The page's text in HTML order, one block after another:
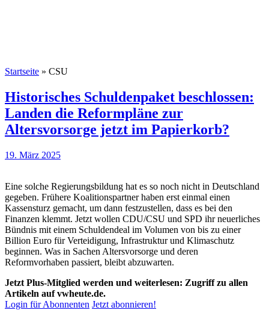
Startseite » CSU
Historisches Schuldenpaket beschlossen:
Landen die Reformpläne zur
Altersvorsorge jetzt im Papierkorb?
19. März 2025
Eine solche Regierungsbildung hat es so noch nicht in Deutschland
gegeben. Frühere Koalitionspartner haben erst einmal einen
Kassensturz gemacht, um dann festzustellen, dass es bei den
Finanzen klemmt. Jetzt wollen CDU/CSU und SPD ihr neuerliches
Bündnis mit einem Schuldendeal im Volumen von bis zu einer
Billion Euro für Verteidigung, Infrastruktur und Klimaschutz
beginnen. Was in Sachen Altersvorsorge und deren
Reformvorhaben passiert, bleibt abzuwarten.
Jetzt Plus-Mitglied werden und weiterlesen: Zugriff zu allen
Artikeln auf vwheute.de.
Login für Abonnenten Jetzt abonnieren!